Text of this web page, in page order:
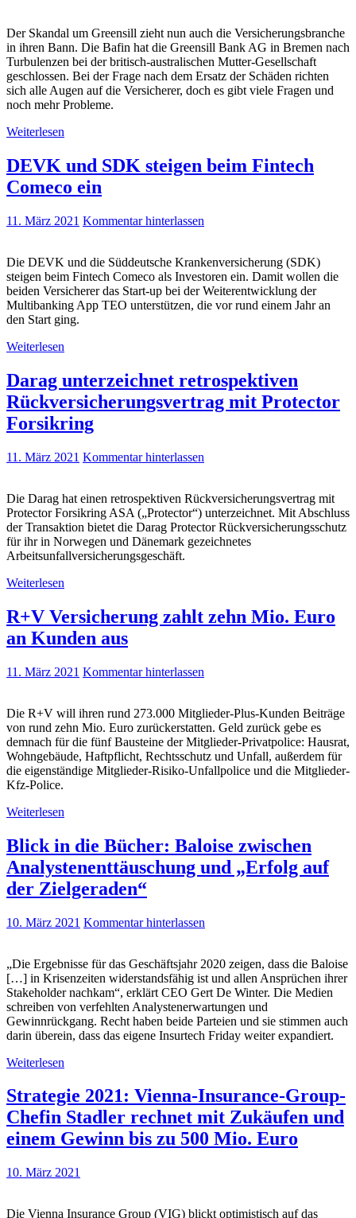
Der Skandal um Greensill zieht nun auch die Versicherungsbranche
in ihren Bann. Die Bafin hat die Greensill Bank AG in Bremen nach
Turbulenzen bei der britisch-australischen Mutter-Gesellschaft
geschlossen. Bei der Frage nach dem Ersatz der Schäden richten
sich alle Augen auf die Versicherer, doch es gibt viele Fragen und
noch mehr Probleme.
Weiterlesen
DEVK und SDK steigen beim Fintech
Comeco ein
11. März 2021 Kommentar hinterlassen
Die DEVK und die Süddeutsche Krankenversicherung (SDK)
steigen beim Fintech Comeco als Investoren ein. Damit wollen die
beiden Versicherer das Start-up bei der Weiterentwicklung der
Multibanking App TEO unterstützen, die vor rund einem Jahr an
den Start ging.
Weiterlesen
Darag unterzeichnet retrospektiven
Rückversicherungsvertrag mit Protector
Forsikring
11. März 2021 Kommentar hinterlassen
Die Darag hat einen retrospektiven Rückversicherungsvertrag mit
Protector Forsikring ASA („Protector“) unterzeichnet. Mit Abschluss
der Transaktion bietet die Darag Protector Rückversicherungsschutz
für ihr in Norwegen und Dänemark gezeichnetes
Arbeitsunfallversicherungsgeschäft.
Weiterlesen
R+V Versicherung zahlt zehn Mio. Euro
an Kunden aus
11. März 2021 Kommentar hinterlassen
Die R+V will ihren rund 273.000 Mitglieder-Plus-Kunden Beiträge
von rund zehn Mio. Euro zurückerstatten. Geld zurück gebe es
demnach für die fünf Bausteine der Mitglieder-Privatpolice: Hausrat,
Wohngebäude, Haftpflicht, Rechtsschutz und Unfall, außerdem für
die eigenständige Mitglieder-Risiko-Unfallpolice und die Mitglieder-
Kfz-Police.
Weiterlesen
Blick in die Bücher: Baloise zwischen
Analystenenttäuschung und „Erfolg auf
der Zielgeraden“
10. März 2021 Kommentar hinterlassen
„Die Ergebnisse für das Geschäftsjahr 2020 zeigen, dass die Baloise
[…] in Krisenzeiten widerstandsfähig ist und allen Ansprüchen ihrer
Stakeholder nachkam“, erklärt CEO Gert De Winter. Die Medien
schreiben von verfehlten Analystenerwartungen und
Gewinnrückgang. Recht haben beide Parteien und sie stimmen auch
darin überein, dass das eigene Insurtech Friday weiter expandiert.
Weiterlesen
Strategie 2021: Vienna-Insurance-Group-
Chefin Stadler rechnet mit Zukäufen und
einem Gewinn bis zu 500 Mio. Euro
10. März 2021
Die Vienna Insurance Group (VIG) blickt optimistisch auf das